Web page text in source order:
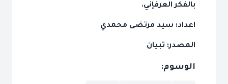
بالفكر العرفإني.
اعداد: سيد مرتضى محمدي
المصدر: تبيان
الوسوم: